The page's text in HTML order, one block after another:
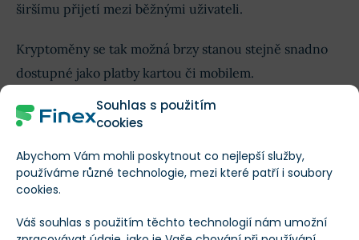
Souhlas s použitím
cookies
Abychom Vám mohli poskytnout co nejlepší služby,
používáme různé technologie, mezi které patří i soubory
cookies.
Váš souhlas s použitím těchto technologií nám umožní
širšímu přijetí mezi běžnými uživateli.
Kryptoměny se tak možná brzy stanou stejně snadno
dostupné jako platby kartou či mobilem.
Aktuální vývoj ceny Bitcoinu
Bitcoin / BTC